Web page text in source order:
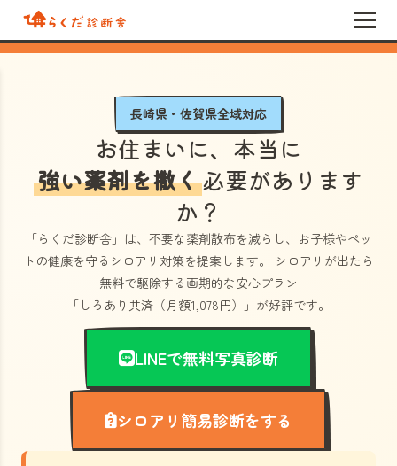
長崎県・佐賀県全域対応
お住まいに、本当に
強い薬剤を撒く必要があります
か？
「らくだ診断舎」 は、不要な薬剤散布を減らし、お子様やペッ
トの健康を守るシロアリ対策を提案します。 シロアリが出たら
無料で駆除する画期的な安心プラン
「しろあり共済（月額1,078円）」 が好評です。
LINEで無料写真診断
シロアリ簡易診断をする